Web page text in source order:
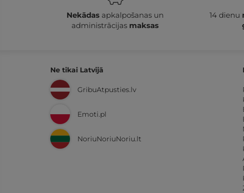
Nekādasapkalpošanas un
administrācijas maksas
14 dienu
Ne tikai Latvijā
GribuAtpusties.lv
Emoti.pl
NoriuNoriuNoriu.lt